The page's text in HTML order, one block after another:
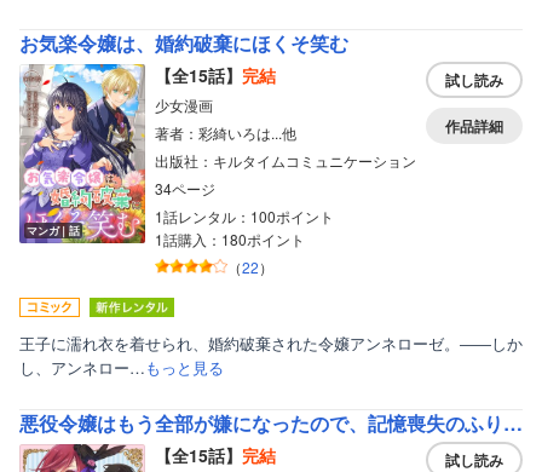
お気楽令嬢は、婚約破棄にほくそ笑む
マンガ｜話
【全15話】 完結
少女漫画
著者：彩綺いろは...他
出版社：キルタイムコミュニケーション
34ページ
1話レンタル：100ポイント
1話購入：180ポイント
（22）
試し読み
作品詳細
王子に濡れ衣を着せられ、婚約破棄された令嬢アンネローゼ。――しか
し、アンネロー…もっと見る
悪役令嬢はもう全部が嫌になったので、記憶喪失のふりをすることにした
【全15話】 完結 試し読み